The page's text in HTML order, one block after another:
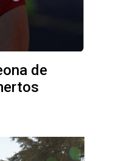
de